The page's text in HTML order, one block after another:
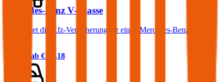
Mercedes-Benz V-Klasse
Was kostet die Kfz-Versicherung für einen Mercedes-Benz V-
Prämie ab € 83,18